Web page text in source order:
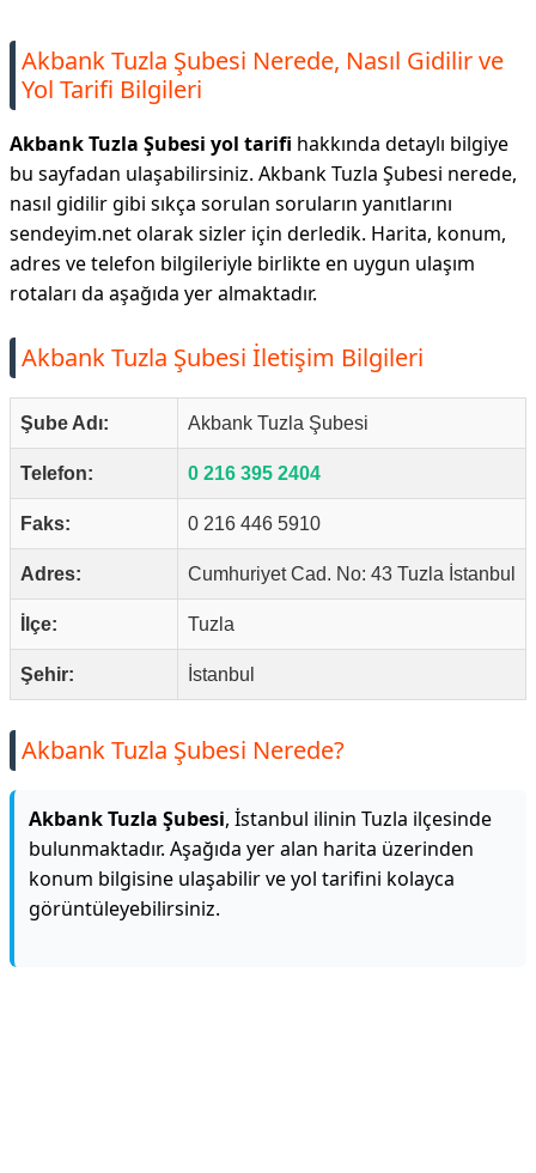
Akbank Tuzla Şubesi Nerede, Nasıl Gidilir ve
Yol Tarifi Bilgileri
Akbank Tuzla Şubesi yol tarifi hakkında detaylı bilgiye
bu sayfadan ulaşabilirsiniz. Akbank Tuzla Şubesi nerede,
nasıl gidilir gibi sıkça sorulan soruların yanıtlarını
sendeyim.net olarak sizler için derledik. Harita, konum,
adres ve telefon bilgileriyle birlikte en uygun ulaşım
rotaları da aşağıda yer almaktadır.
Akbank Tuzla Şubesi İletişim Bilgileri
Şube Adı: Akbank Tuzla Şubesi
Telefon: 0 216 395 2404
Faks: 0 216 446 5910
Adres: Cumhuriyet Cad. No: 43 Tuzla İstanbul
İlçe: Tuzla
Şehir: İstanbul
Akbank Tuzla Şubesi Nerede?
Akbank Tuzla Şubesi, İstanbul ilinin Tuzla ilçesinde
bulunmaktadır. Aşağıda yer alan harita üzerinden
konum bilgisine ulaşabilir ve yol tarifini kolayca
görüntüleyebilirsiniz.